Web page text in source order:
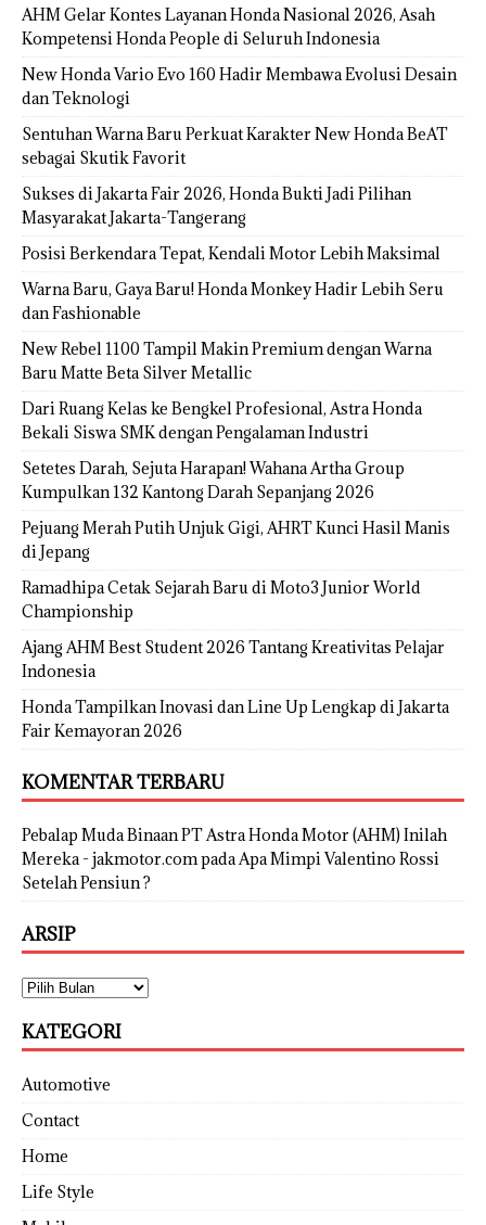
AHM Gelar Kontes Layanan Honda Nasional 2026, Asah
Kompetensi Honda People di Seluruh Indonesia
New Honda Vario Evo 160 Hadir Membawa Evolusi Desain
dan Teknologi
Sentuhan Warna Baru Perkuat Karakter New Honda BeAT
sebagai Skutik Favorit
Sukses di Jakarta Fair 2026, Honda Bukti Jadi Pilihan
Masyarakat Jakarta-Tangerang
Posisi Berkendara Tepat, Kendali Motor Lebih Maksimal
Warna Baru, Gaya Baru! Honda Monkey Hadir Lebih Seru
dan Fashionable
New Rebel 1100 Tampil Makin Premium dengan Warna
Baru Matte Beta Silver Metallic
Dari Ruang Kelas ke Bengkel Profesional, Astra Honda
Bekali Siswa SMK dengan Pengalaman Industri
Setetes Darah, Sejuta Harapan! Wahana Artha Group
Kumpulkan 132 Kantong Darah Sepanjang 2026
Pejuang Merah Putih Unjuk Gigi, AHRT Kunci Hasil Manis
di Jepang
Ramadhipa Cetak Sejarah Baru di Moto3 Junior World
Championship
Ajang AHM Best Student 2026 Tantang Kreativitas Pelajar
Indonesia
Honda Tampilkan Inovasi dan Line Up Lengkap di Jakarta
Fair Kemayoran 2026
KOMENTAR TERBARU
Pebalap Muda Binaan PT Astra Honda Motor (AHM) Inilah
Mereka - jakmotor.compadaApa Mimpi Valentino Rossi
Setelah Pensiun ?
ARSIP
KATEGORI
Automotive
Contact
Home
Life Style